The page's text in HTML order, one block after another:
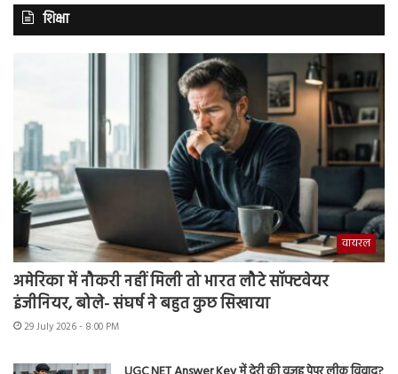
शिक्षा
वायरल
अमेरिका में नौकरी नहीं मिली तो भारत लौटे सॉफ्टवेयर
इंजीनियर, बोले- संघर्ष ने बहुत कुछ सिखाया
29 July 2026 - 8:00 PM